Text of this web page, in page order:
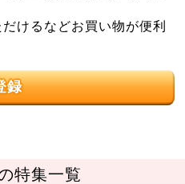
けるなどお買い物が便利
録
特集一覧